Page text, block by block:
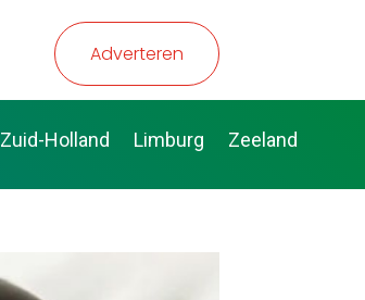
Adverteren
Zuid-Holland Limburg Zeeland